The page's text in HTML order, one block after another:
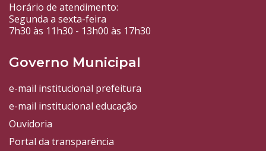
Horário de atendimento:
Segunda a sexta-feira
7h30 às 11h30 - 13h00 às 17h30
Governo Municipal
e-mail institucional prefeitura
e-mail institucional educação
Ouvidoria
Portal da transparência